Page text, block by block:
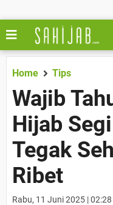
Home Tips
Wajib
Hijab
Tegak
Ribet
Rabu, 11 Juni 2025 | 02:28